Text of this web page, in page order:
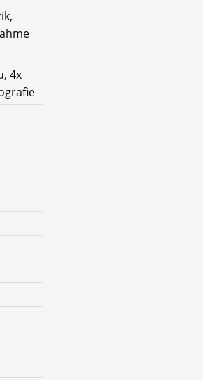
4x